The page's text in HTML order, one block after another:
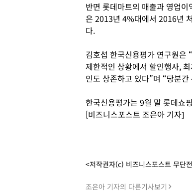
반면 롯데마트의 매출과 영업
은 2013년 4%대에서 2016년
다.
김호섭 한국신용평가 연구원은
제한적인 상황에서 할인행사,
인도 상존하고 있다”며 “당분
한국신용평가는 9월 말 롯데쇼
[비즈니스포스트 조은아 기자]
<저작권자(c) 비즈니스포스트 무단
조은아 기자의 다른기사보기